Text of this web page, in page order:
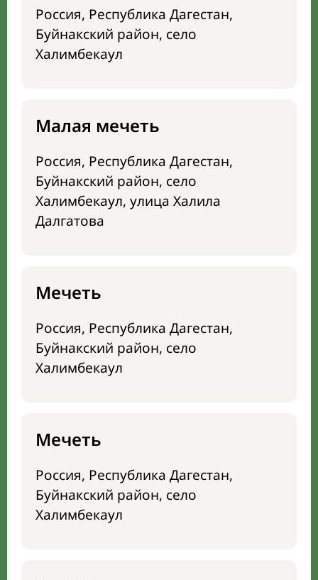
Россия, Республика Дагестан,
Буйнакский район, село
Халимбекаул
Малая мечеть
Россия, Республика Дагестан,
Буйнакский район, село
Халимбекаул, улица Халила
Далгатова
Мечеть
Россия, Республика Дагестан,
Буйнакский район, село
Халимбекаул
Мечеть
Россия, Республика Дагестан,
Буйнакский район, село
Халимбекаул